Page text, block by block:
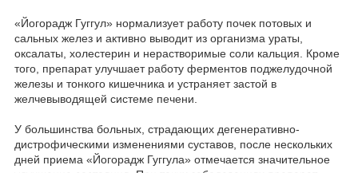
«Йогорадж Гуггул» нормализует работу почек потовых и
сальных желез и активно выводит из организма ураты,
оксалаты, холестерин и нерастворимые соли кальция. Кроме
того, препарат улучшает работу ферментов поджелудочной
железы и тонкого кишечника и устраняет застой в
желчевыводящей системе печени.
У большинства больных, страдающих дегенеративно-
дистрофическими изменениями суставов, после нескольких
дней приема «Йогорадж Гуггула» отмечается значительное